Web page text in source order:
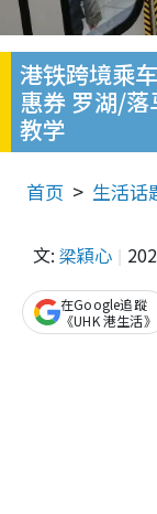
港铁跨境乘
惠券 罗湖/
教学
首页 生活话
文: 梁穎心
在Google追蹤
《UHK 港生活》